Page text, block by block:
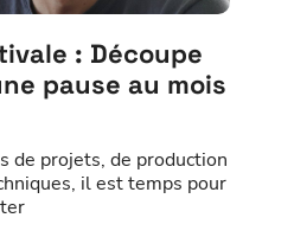
: Découpe
pause au mois
de projets, de production
il est temps pour